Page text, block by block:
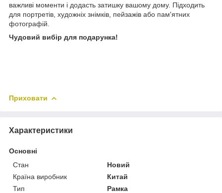
важливі моменти і додасть затишку вашому дому. Підходить
для портретів, художніх знімків, пейзажів або пам'ятних
фотографій.
Чудовий вибір для подарунка!
Приховати
Характеристики
Основні
Стан
Новий
Країна виробник
Китай
Тип
Рамка